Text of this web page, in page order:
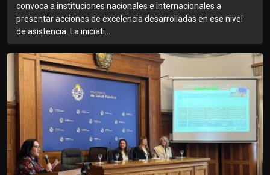
convoca a instituciones nacionales e internacionales a
presentar acciones de excelencia desarrolladas en ese nivel
de asistencia. La iniciati...